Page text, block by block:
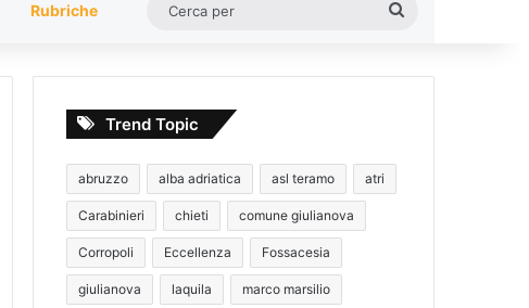
Rubriche
Trend Topic
abruzzo alba adriatica asl teramo atri
Carabinieri chieti comune giulianova
Corropoli Eccellenza Fossacesia
giulianova laquila marco marsilio